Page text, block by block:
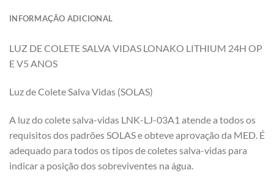
INFORMAÇÃO ADICIONAL
LUZ DE COLETE SALVA VIDAS LONAKO LITHIUM 24H OP
E V5 ANOS
Luz de Colete Salva Vidas (SOLAS)
A luz do colete salva-vidas LNK-LJ-03A1 atende a todos os
requisitos dos padrões SOLAS e obteve aprovação da MED. É
adequado para todos os tipos de coletes salva-vidas para
indicar a posição dos sobreviventes na água.